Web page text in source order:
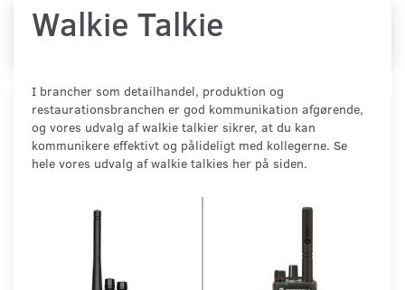
Walkie Talkie
I brancher som detailhandel, produktion og
restaurationsbranchen er god kommunikation afgørende,
og vores udvalg af walkie talkier sikrer, at du kan
kommunikere effektivt og pålideligt med kollegerne. Se
hele vores udvalg af walkie talkies her på siden.